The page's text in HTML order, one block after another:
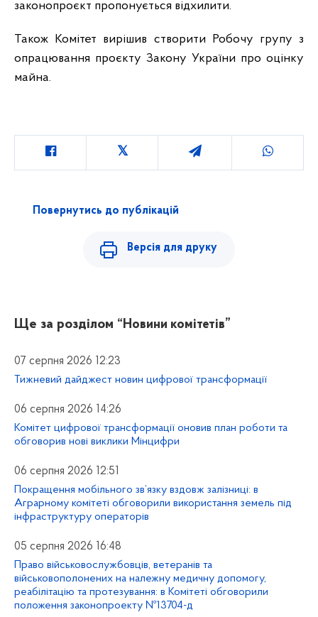
законопроєкт пропонується відхилити.
Також Комітет вирішив створити Робочу групу з
опрацювання проєкту Закону України про оцінку
майна.
Повернутись до публікацій
Версія для друку
Ще за розділом “Новини комітетів”
07 серпня 2026 12:23
Тижневий дайджест новин цифрової трансформації
06 серпня 2026 14:26
Комітет цифрової трансформації оновив план роботи та
обговорив нові виклики Мінцифри
06 серпня 2026 12:51
Покращення мобільного зв’язку вздовж залізниці: в
Аграрному комітеті обговорили використання земель під
інфраструктуру операторів
05 серпня 2026 16:48
Право військовослужбовців, ветеранів та
військовополонених на належну медичну допомогу,
реабілітацію та протезування: в Комітеті обговорили
положення законопроекту №13704-д